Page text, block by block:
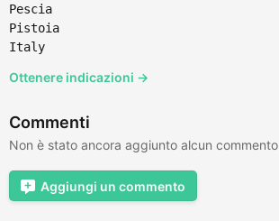
Pescia
Pistoia
Italy
Ottenere indicazioni →
Commenti
Non è stato ancora aggiunto alcun commento
Aggiungi un commento